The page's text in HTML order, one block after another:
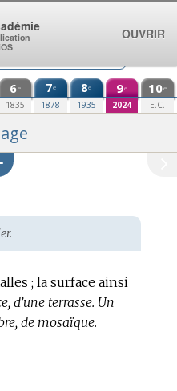
6e
1835
7e
1878
8e
1935
9e
2024
10e
E.C.
; la surface ainsi
d’une terrasse. Un
de mosaïque.
OUVRIR